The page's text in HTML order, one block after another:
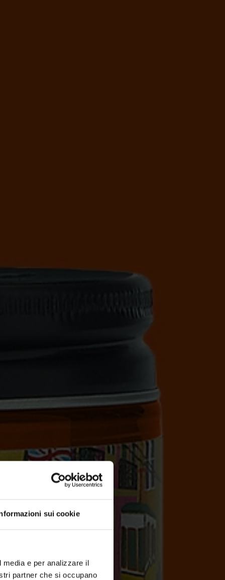
sui cookie
e per analizzare il
partner che si occupano